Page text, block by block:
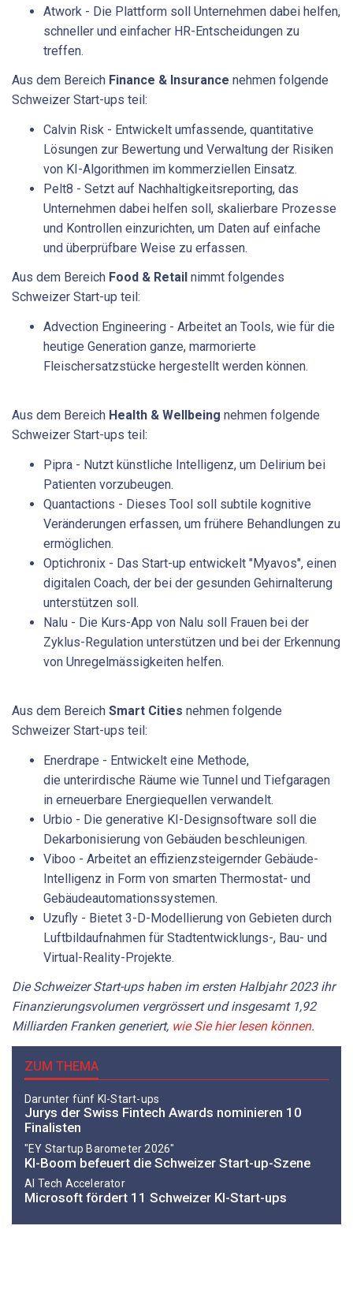
Atwork - Die Plattform soll Unternehmen dabei helfen,
schneller und einfacher HR-Entscheidungen zu
treffen.
Aus dem Bereich Finance & Insurance nehmen folgende
Schweizer Start-ups teil:
Calvin Risk - Entwickelt umfassende, quantitative
Lösungen zur Bewertung und Verwaltung der Risiken
von KI-Algorithmen im kommerziellen Einsatz.
Pelt8 - Setzt auf Nachhaltigkeitsreporting, das
Unternehmen dabei helfen soll, skalierbare Prozesse
und Kontrollen einzurichten, um Daten auf einfache
und überprüfbare Weise zu erfassen.
Aus dem Bereich Food & Retail nimmt folgendes
Schweizer Start-up teil:
Advection Engineering - Arbeitet an Tools, wie für die
heutige Generation ganze, marmorierte
Fleischersatzstücke hergestellt werden können.
Aus dem Bereich Health & Wellbeing nehmen folgende
Schweizer Start-ups teil:
Pipra - Nutzt künstliche Intelligenz, um Delirium bei
Patienten vorzubeugen.
Quantactions - Dieses Tool soll subtile kognitive
Veränderungen erfassen, um frühere Behandlungen zu
ermöglichen.
Optichronix - Das Start-up entwickelt "Myavos", einen
digitalen Coach, der bei der gesunden Gehirnalterung
unterstützen soll.
Nalu - Die Kurs-App von Nalu soll Frauen bei der
Zyklus-Regulation unterstützen und bei der Erkennung
von Unregelmässigkeiten helfen.
Aus dem Bereich Smart Cities nehmen folgende
Schweizer Start-ups teil:
Enerdrape - Entwickelt eine Methode,
die unterirdische Räume wie Tunnel und Tiefgaragen
in erneuerbare Energiequellen verwandelt.
Urbio - Die generative KI-Designsoftware soll die
Dekarbonisierung von Gebäuden beschleunigen.
Viboo - Arbeitet an effizienzsteigernder Gebäude-
Intelligenz in Form von smarten Thermostat- und
Gebäudeautomationssystemen.
Uzufly - Bietet 3-D-Modellierung von Gebieten durch
Luftbildaufnahmen für Stadtentwicklungs-, Bau- und
Virtual-Reality-Projekte.
Die Schweizer Start-ups haben im ersten Halbjahr 2023 ihr
Finanzierungsvolumen vergrössert und insgesamt 1,92
Milliarden Franken generiert, wie Sie hier lesen können.
ZUM THEMA
Darunter fünf KI-Start-ups
Jurys der Swiss Fintech Awards nominieren 10
Finalisten
"EY Startup Barometer 2026"
KI-Boom befeuert die Schweizer Start-up-Szene
AI Tech Accelerator
Microsoft fördert 11 Schweizer KI-Start-ups